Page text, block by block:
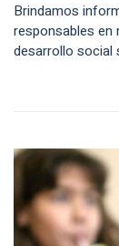
Brindamos
responsables en
desarrollo social